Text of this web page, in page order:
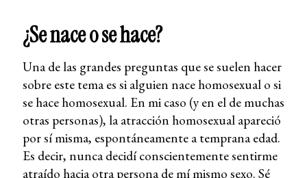
¿Se nace o se hace?
Una de las grandes preguntas que se suelen hacer
sobre este tema es si alguien nace homosexual o si
se hace homosexual. En mi caso (y en el de muchas
otras personas), la atracción homosexual apareció
por sí misma, espontáneamente a temprana edad.
Es decir, nunca decidí conscientemente sentirme
atraído hacia otra persona de mí mismo sexo. Sé